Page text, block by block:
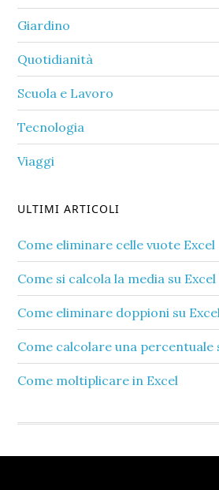
Giardino
Quotidianità
Scuola e Lavoro
Tecnologia
Viaggi
ULTIMI ARTICOLI
Come eliminare celle vuote Excel​
Come si calcola la media su Excel​
Come eliminare doppioni su
Come calcolare una percentuale
Come moltiplicare in Excel​